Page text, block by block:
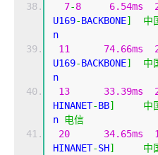
7-8 6.54ms
U169-BACKBONE] 中
n
11
74.66ms
U169-BACKBONE] 中
n
13
33.39ms
HINANET-BB] 中
n 电信
20
34.65ms
HINANET-SH] 中